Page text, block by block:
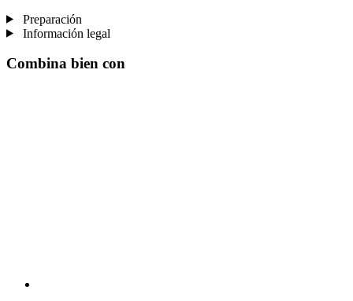
Preparación
Información legal
Combina bien con